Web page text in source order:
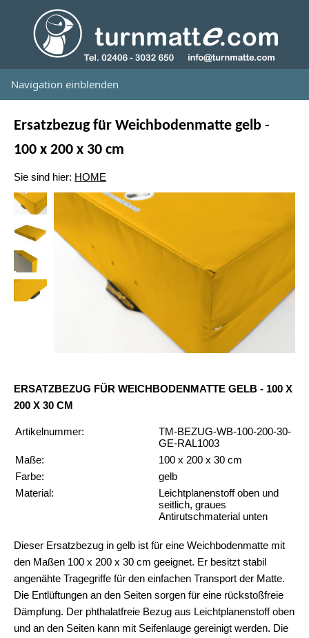
Navigation einblenden
Ersatzbezug für Weichbodenmatte gelb -
100 x 200 x 30 cm
Sie sind hier: HOME
ERSATZBEZUG FÜR WEICHBODENMATTE GELB - 100 X
200 X 30 CM
Artikelnummer:
TM-BEZUG-WB-100-200-30-
GE-RAL1003
Maße:
100 x 200 x 30 cm
Farbe:
gelb
Material:
Leichtplanenstoff oben und
seitlich, graues
Antirutschmaterial unten
Dieser Ersatzbezug in gelb ist für eine Weichbodenmatte mit
den Maßen 100 x 200 x 30 cm geeignet. Er besitzt stabil
angenähte Tragegriffe für den einfachen Transport der Matte.
Die Entlüftungen an den Seiten sorgen für eine rückstoßfreie
Dämpfung. Der phthalatfreie Bezug aus Leichtplanenstoff oben
und an den Seiten kann mit Seifenlauge gereinigt werden. Die